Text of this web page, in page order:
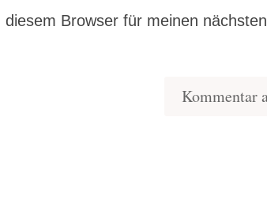
Browser für meinen nächsten